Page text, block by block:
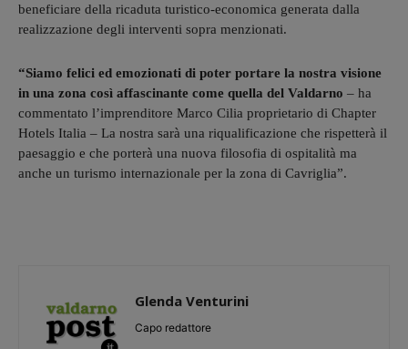
beneficiare della ricaduta turistico-economica generata dalla
realizzazione degli interventi sopra menzionati.
“Siamo felici ed emozionati di poter portare la nostra visione
in una zona così affascinante come quella del Valdarno – ha
commentato l’imprenditore Marco Cilia proprietario di Chapter
Hotels Italia – La nostra sarà una riqualificazione che rispetterà il
paesaggio e che porterà una nuova filosofia di ospitalità ma
anche un turismo internazionale per la zona di Cavriglia”.
Glenda Venturini
Capo redattore